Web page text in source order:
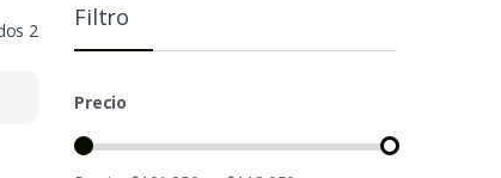
2 Filtro
Precio